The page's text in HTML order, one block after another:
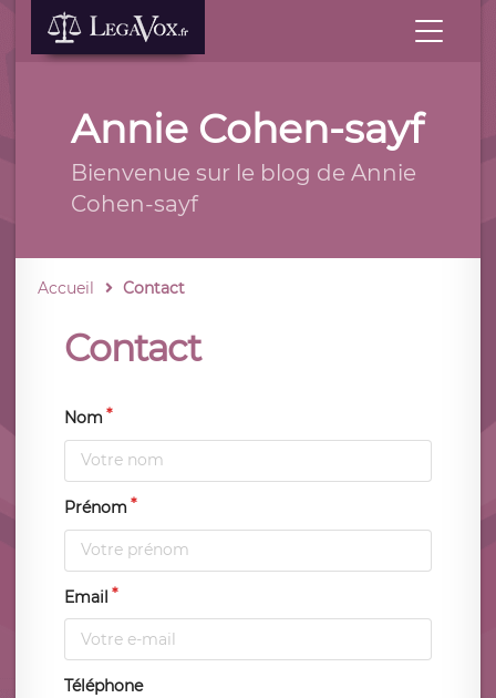
Annie Cohen-sayf
Bienvenue sur le blog de Annie
Cohen-sayf
Accueil Contact
Contact
Nom
Prénom
Email
Téléphone